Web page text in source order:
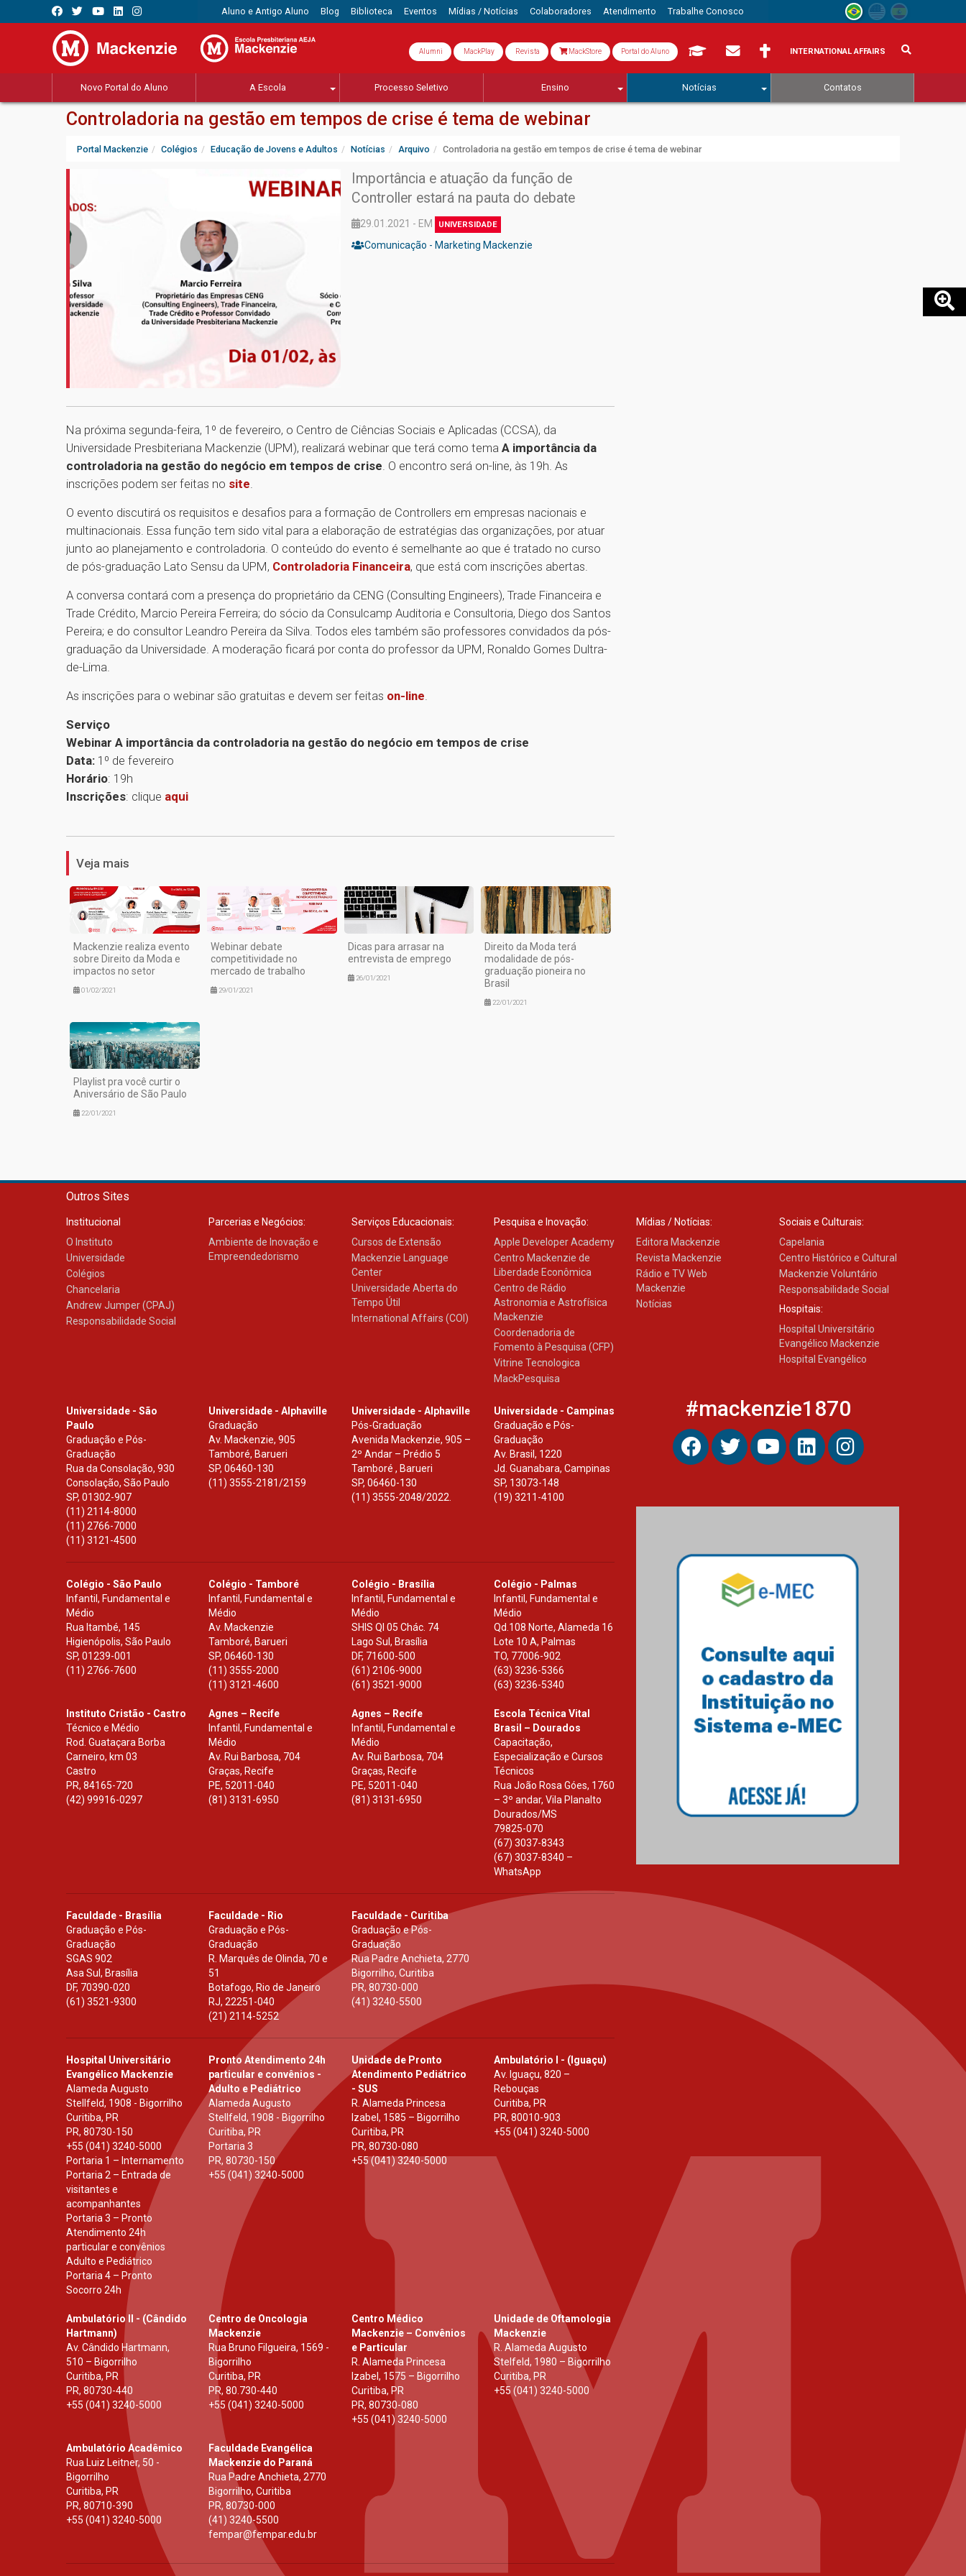
Aluno e Antigo Aluno Blog Biblioteca Eventos Mídias / Notícias Colaboradores Atendimento Trabalhe Conosco
Alumni MackPlay Revista MackStore Portal do Aluno INTERNATIONAL AFFAIRS
Novo Portal do Aluno A Escola Processo Seletivo Ensino Notícias Contatos
Controladoria na gestão em tempos de crise é tema de webinar
Portal Mackenzie Colégios Educação de Jovens e Adultos Notícias Arquivo Controladoria na gestão em tempos de crise é tema de webinar
Importância e atuação da função de
Controller estará na pauta do debate
29.01.2021 - EM UNIVERSIDADE
Comunicação - Marketing Mackenzie
Na próxima segunda-feira, 1º de fevereiro, o Centro de Ciências Sociais e Aplicadas (CCSA), da
Universidade Presbiteriana Mackenzie (UPM), realizará webinar que terá como tema A importância da
controladoria na gestão do negócio em tempos de crise . O encontro será on-line, às 19h. As
inscrições podem ser feitas no site
O evento discutirá os requisitos e desafios para a formação de Controllers em empresas nacionais e
multinacionais. Essa função tem sido vital para a elaboração de estratégias das organizações, por atuar
junto ao planejamento e controladoria. O conteúdo do evento é semelhante ao que é tratado no curso
de pós-graduação Lato Sensu da UPM, Controladoria Financeira, que está com inscrições abertas.
A conversa contará com a presença do proprietário da CENG (Consulting Engineers), Trade Financeira e
Trade Crédito, Marcio Pereira Ferreira; do sócio da Consulcamp Auditoria e Consultoria, Diego dos Santos
Pereira; e do consultor Leandro Pereira da Silva. Todos eles também são professores convidados da pós-
graduação da Universidade. A moderação ficará por conta do professor da UPM, Ronaldo Gomes Dultra-
de-Lima.
As inscrições para o webinar são gratuitas e devem ser feitas on-line
Serviço
Webinar A importância da controladoria na gestão do negócio em tempos de crise
Data: 1º de fevereiro
Horário: 19h
Inscrições: clique aqui
Veja mais
Mackenzie realiza evento
sobre Direito da Moda e
impactos no setor
01/02/2021
Webinar debate
competitividade no
mercado de trabalho
29/01/2021
Dicas para arrasar na
entrevista de emprego
26/01/2021
Direito da Moda terá
modalidade de pós-
graduação pioneira no
Brasil
22/01/2021
Playlist pra você curtir o
Aniversário de São Paulo
22/01/2021
Outros Sites
Institucional
O Instituto
Universidade
Colégios
Chancelaria
Andrew Jumper (CPAJ)
Responsabilidade Social
Parcerias e Negócios:
Ambiente de Inovação e
Empreendedorismo
Serviços Educacionais:
Cursos de Extensão
Mackenzie Language
Center
Universidade Aberta do
Tempo Útil
International Affairs (COI)
Pesquisa e Inovação:
Apple Developer Academy
Centro Mackenzie de
Liberdade Econômica
Centro de Rádio
Astronomia e Astrofísica
Mackenzie
Coordenadoria de
Fomento à Pesquisa (CFP)
Vitrine Tecnologica
MackPesquisa
Mídias / Notícias:
Editora Mackenzie
Revista Mackenzie
Rádio e TV Web
Mackenzie
Notícias
Sociais e Culturais:
Capelania
Centro Histórico e Cultural
Mackenzie Voluntário
Responsabilidade Social
Hospitais:
Hospital Universitário
Evangélico Mackenzie
Hospital Evangélico
Universidade - São
Paulo
Graduação e Pós-
Graduação
Rua da Consolação, 930
Consolação, São Paulo
SP, 01302-907
(11) 2114-8000
(11) 2766-7000
(11) 3121-4500
Universidade - Alphaville
Graduação
Av. Mackenzie, 905
Tamboré, Barueri
SP,06460-130
(11) 3555-2181/2159
Universidade - Alphaville
Pós-Graduação
Avenida Mackenzie, 905 –
2º Andar – Prédio 5
Tamboré , Barueri
SP, 06460-130
(11) 3555-2048/2022.
Universidade - Campinas
Graduação e Pós-
Graduação
Av. Brasil, 1220
Jd. Guanabara, Campinas
SP, 13073-148
(19) 3211-4100
Colégio - São Paulo
Infantil, Fundamental e
Médio
Rua Itambé, 145
Higienópolis, São Paulo
SP, 01239-001
(11) 2766-7600
Colégio - Tamboré
Infantil, Fundamental e
Médio
Av. Mackenzie
Tamboré, Barueri
SP,06460-130
(11) 3555-2000
(11) 3121-4600
Colégio - Brasília
Infantil, Fundamental e
Médio
SHIS Ql 05 Chác. 74
Lago Sul, Brasília
DF, 71600-500
(61) 2106-9000
(61) 3521-9000
Colégio - Palmas
Infantil, Fundamental e
Médio
Qd.108 Norte, Alameda 16
Lote 10 A, Palmas
TO, 77006-902
(63) 3236-5366
(63) 3236-5340
Instituto Cristão - Castro
Técnico e Médio
Rod. Guataçara Borba
Carneiro, km 03
Castro
PR, 84165-720
(42) 99916-0297
Agnes – Recife
Infantil, Fundamental e
Médio
Av. Rui Barbosa, 704
Graças, Recife
PE, 52011-040
(81) 3131-6950
Agnes – Recife
Infantil, Fundamental e
Médio
Av. Rui Barbosa, 704
Graças, Recife
PE, 52011-040
(81) 3131-6950
Escola Técnica Vital
Brasil – Dourados
Capacitação,
Especialização e Cursos
Técnicos
Rua João Rosa Góes, 1760
– 3º andar, Vila Planalto
Dourados/MS
79825-070
(67) 3037-8343
(67) 3037-8340 –
WhatsApp
Faculdade - Brasília
Graduação e Pós-
Graduação
SGAS 902
Asa Sul, Brasília
DF, 70390-020
(61) 3521-9300
Faculdade - Rio
Graduação e Pós-
Graduação
R. Marquês de Olinda, 70 e
51
Botafogo, Rio de Janeiro
RJ,22251-040
(21) 2114-5252
Faculdade - Curitiba
Graduação e Pós-
Graduação
Rua Padre Anchieta, 2770
Bigorrilho, Curitiba
PR, 80730-000
(41) 3240-5500
Hospital Universitário
Evangélico Mackenzie
Alameda Augusto
Stellfeld, 1908 - Bigorrilho
Curitiba, PR
PR, 80730-150
+55 (041) 3240-5000
Portaria 1 – Internamento
Portaria 2 – Entrada de
visitantes e
acompanhantes
Portaria 3 – Pronto
Atendimento 24h
particular e convênios
Adulto e Pediátrico
Portaria 4 – Pronto
Socorro 24h
Pronto Atendimento 24h
particular e convênios -
Adulto e Pediátrico
Alameda Augusto
Stellfeld, 1908 - Bigorrilho
Curitiba, PR
Portaria 3
PR,80730-150
+55 (041) 3240-5000
Unidade de Pronto
Atendimento Pediátrico
- SUS
R. Alameda Princesa
Izabel, 1585 – Bigorrilho
Curitiba, PR
PR, 80730-080
+55 (041) 3240-5000
Ambulatório I - (Iguaçu)
Av. Iguaçu, 820 –
Rebouças
Curitiba, PR
PR, 80010-903
+55 (041) 3240-5000
Ambulatório II - (Cândido
Hartmann)
Av. Cândido Hartmann,
510 – Bigorrilho
Curitiba, PR
PR, 80730-440
+55 (041) 3240-5000
Centro de Oncologia
Mackenzie
Rua Bruno Filgueira, 1569 -
Bigorrilho
Curitiba, PR
PR,80.730-440
+55 (041) 3240-5000
Centro Médico
Mackenzie – Convênios
e Particular
R. Alameda Princesa
Izabel, 1575 – Bigorrilho
Curitiba, PR
PR, 80730-080
+55 (041) 3240-5000
Unidade de Oftamologia
Mackenzie
R. Alameda Augusto
Stelfeld, 1980 – Bigorrilho
Curitiba, PR
+55 (041) 3240-5000
Ambulatório Acadêmico
Rua Luiz Leitner, 50 -
Bigorrilho
Curitiba, PR
PR, 80710-390
+55 (041) 3240-5000
Faculdade Evangélica
Mackenzie do Paraná
Rua Padre Anchieta, 2770
Bigorrilho, Curitiba
PR,80730-000
(41) 3240-5500
fempar@fempar.edu.br
#mackenzie1870